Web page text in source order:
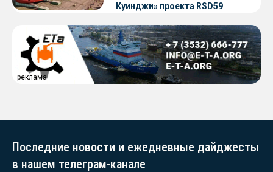
Куинджи» проекта RSD59
реклама
Последние новости и ежедневные дайджесты
в нашем телеграм-канале